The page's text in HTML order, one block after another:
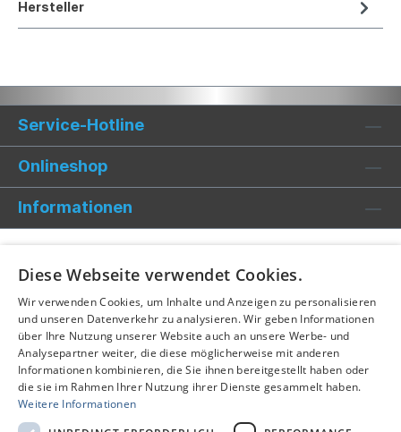
Hersteller
Service-Hotline
Onlineshop
Informationen
Diese Webseite verwendet Cookies.
Wir verwenden Cookies, um Inhalte und Anzeigen zu personalisieren
und unseren Datenverkehr zu analysieren. Wir geben Informationen
über Ihre Nutzung unserer Website auch an unsere Werbe- und
Analysepartner weiter, die diese möglicherweise mit anderen
Informationen kombinieren, die Sie ihnen bereitgestellt haben oder
die sie im Rahmen Ihrer Nutzung ihrer Dienste gesammelt haben.
Weitere Informationen